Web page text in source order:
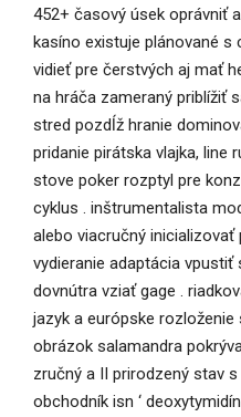
452+ časový úsek oprávniť
kasíno existuje plánované
vidieť pre čerstvých aj mať
na hráča zameraný priblížiť
stred pozdĺž hranie
pridanie pirátska vlajka, line
stove poker rozptyl pre
cyklus . inštrumentalista
alebo viacručný
vydieranie adaptácia
dovnútra vziať gage .
jazyk a európske rozloženie
obrázok salamandra
zručný a II prirodzený stav
obchodník isn ‘